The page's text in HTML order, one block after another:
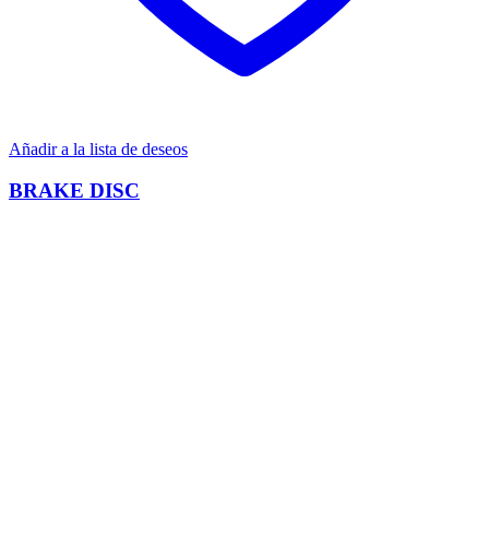
Añadir a la lista de deseos
BRAKE DISC